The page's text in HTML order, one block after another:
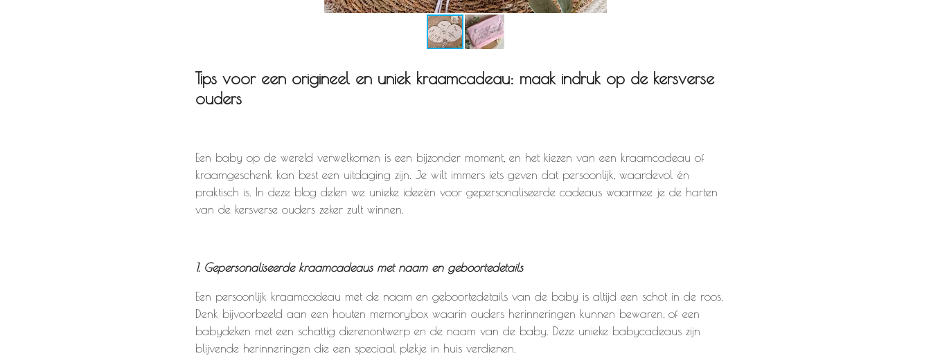
Tips voor een origineel en uniek kraamcadeau: maak indruk op de kersverse
ouders
Een baby op de wereld verwelkomen is een bijzonder moment, en het kiezen van een kraamcadeau of
kraamgeschenk kan best een uitdaging zijn. Je wilt immers iets geven dat persoonlijk, waardevol én
praktisch is. In deze blog delen we unieke ideeën voor gepersonaliseerde cadeaus waarmee je de harten
van de kersverse ouders zeker zult winnen.
1. Gepersonaliseerde kraamcadeaus met naam en geboortedetails
Een persoonlijk kraamcadeau met de naam en geboortedetails van de baby is altijd een schot in de roos.
Denk bijvoorbeeld aan een houten memorybox waarin ouders herinneringen kunnen bewaren, of een
babydeken met een schattig dierenontwerp en de naam van de baby. Deze unieke babycadeaus zijn
blijvende herinneringen die een speciaal plekje in huis verdienen.